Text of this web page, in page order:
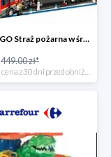
Klocki LEGO Straż pożarna w śródmieściu -18%
449.00 zł*
*najniższa cena z 30 dni przed obniżką